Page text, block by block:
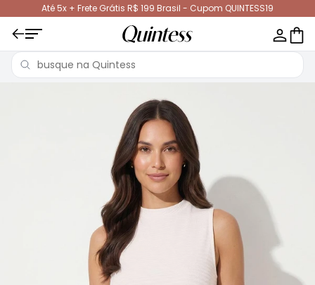
Até 5x + Frete Grátis R$ 199 Brasil - Cupom QUINTESS19